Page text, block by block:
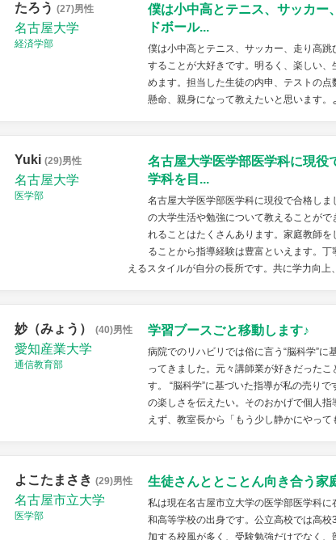
たろう (27)男性
名古屋大学
経済学部
僕は小中高とテニス、サッカー
ドボール...
僕は小中高とテニス、サッカー、走り高
することが大好きです。明るく、楽しい
めます。担当した生徒の内申、テストの
懸命、親身になって教えたいと思います。
Yuki (29)男性
名古屋大学
医学部
名古屋大学医学部医学科に現役
学科を目...
名古屋大学医学部医学科に現役で合格し
の大学生活や勉強について教えることが
れることはたくさんあります。家庭教師
ることから指導経験は豊富といえます。
えるスタイルが自分の長所です。共に学力向
妙（みょう） (40)男性
愛知産業大学
通信教育部
学習ブースごと移動します♪
病院でのリハビリでは俗に言う“脳科学”に
ってきました。元々講師業が好きだった
す。 “脳科学”に基づいた指導が私の売り
の楽しさを伝えたい。そのおかげで個人
えず、教室長から「もう少し静かにやっ
よこたまさき (29)男性
名古屋市立大学
医学部
生徒さんととことん向き合う家
私は現在名古屋市立大学の医学部医学科
和高等学校の出身です。公立高校では高
加する校風が多く、受験勉強だけでなく